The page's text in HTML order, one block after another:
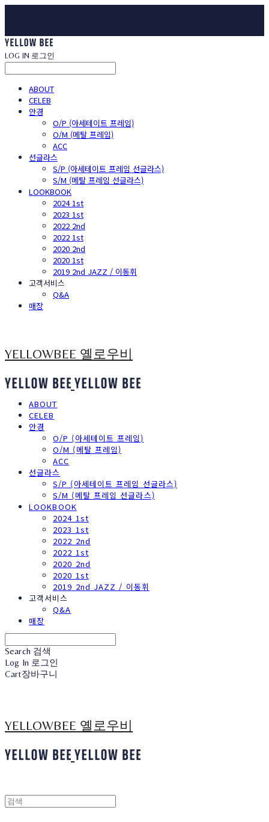
LOG IN 로그인
ABOUT
CELEB
안경
O/P (아세테이트 프레임)
O/M (메탈 프레임)
ACC
선글라스
S/P (아세테이트 프레임 선글라스)
S/M (메탈 프레임 선글라스)
LOOKBOOK
2024 1st
2023 1st
2022 2nd
2022 1st
2020 2nd
2020 1st
2019 2nd JAZZ / 이동휘
고객서비스
Q&A
매장
YELLOWBEE 옐로우비
ABOUT
CELEB
안경
O/P (아세테이트 프레임)
O/M (메탈 프레임)
ACC
선글라스
S/P (아세테이트 프레임 선글라스)
S/M (메탈 프레임 선글라스)
LOOKBOOK
2024 1st
2023 1st
2022 2nd
2022 1st
2020 2nd
2020 1st
2019 2nd JAZZ / 이동휘
고객서비스
Q&A
매장
Search 검색
Log In 로그인
Cart장바구니
YELLOWBEE 옐로우비